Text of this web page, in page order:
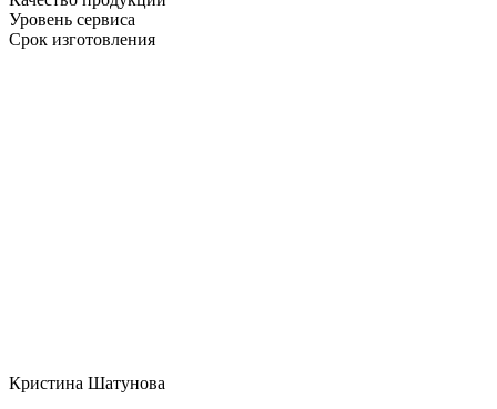
Уровень сервиса
Срок изготовления
Кристина Шатунова